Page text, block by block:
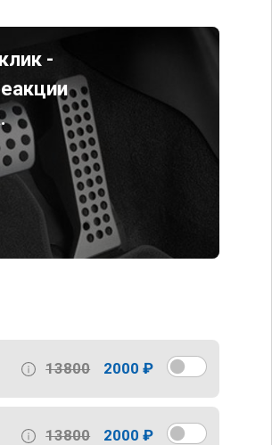
-
13800 2000 ₽
13800 2000 ₽